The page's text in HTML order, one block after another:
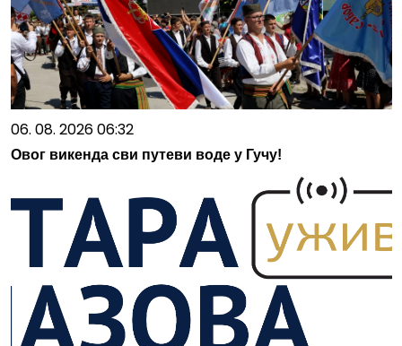
06. 08. 2026 06:32
Овог викенда сви путеви воде у Гучу!